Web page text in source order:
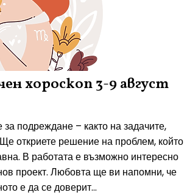
хороскоп 3-9 август
подреждане – както на задачите,
откриете решение на проблем, който
В работата е възможно интересно
проект. Любовта ще ви напомни, че
е да се доверит...